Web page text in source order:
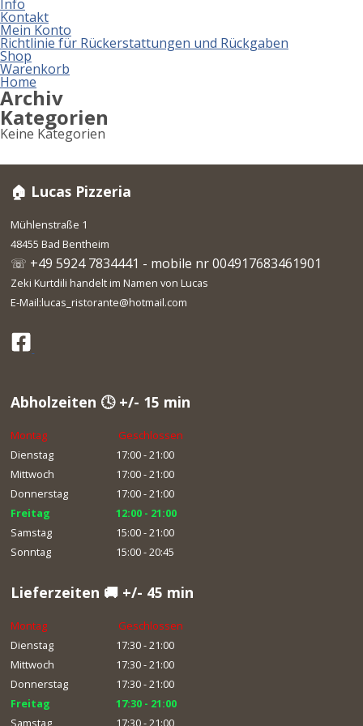
Info
Kontakt
Mein Konto
Richtlinie für Rückerstattungen und Rückgaben
Shop
Warenkorb
Home
Archiv
Kategorien
Keine Kategorien
🏠 Lucas Pizzeria
Mühlenstraße 1
48455 Bad Bentheim
☏ +49 5924 7834441 - mobile nr 004917683461901
Zeki Kurtdili handelt im Namen von Lucas
E-Mail:lucas_ristorante@hotmail.com
Abholzeiten 🕓 +/- 15 min
Montag
Geschlossen
Dienstag
17:00 - 21:00
Mittwoch
17:00 - 21:00
Donnerstag
17:00 - 21:00
Freitag
12:00 - 21:00
Samstag
15:00 - 21:00
Sonntag
15:00 - 20:45
Lieferzeiten 🚚 +/- 45 min
Montag
Geschlossen
Dienstag
17:30 - 21:00
Mittwoch
17:30 - 21:00
Donnerstag
17:30 - 21:00
Freitag
17:30 - 21:00
Samstag
17:30 - 21:00